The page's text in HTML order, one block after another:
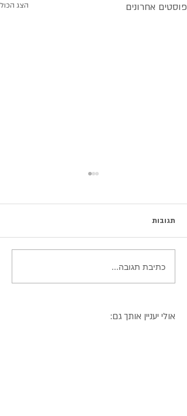
פוסטים אחרונים הצג הכול
עוגת רעידת אדמה - פאדג'
שוקולד תפוז
תגובות
כתיבת תגובה...
אולי יעניין אותך גם: